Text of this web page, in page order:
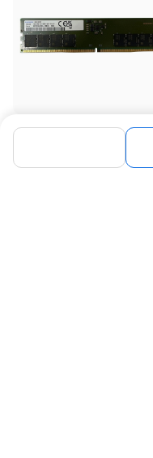
[삼성전자] 삼성 DDR5 PC5-
406,000원